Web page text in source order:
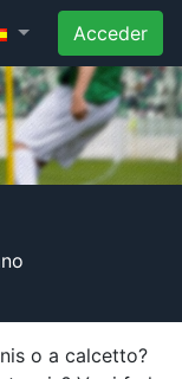
Acceder
o a calcetto?